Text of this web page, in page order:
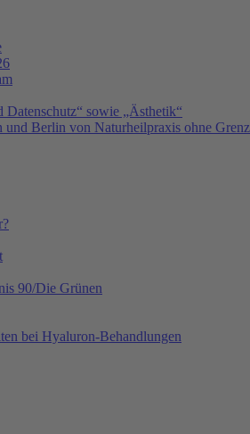
sowie „Ästhetik“
Berlin von Naturheilpraxis ohne
90/Die Grünen
bei Hyaluron-Behandlungen